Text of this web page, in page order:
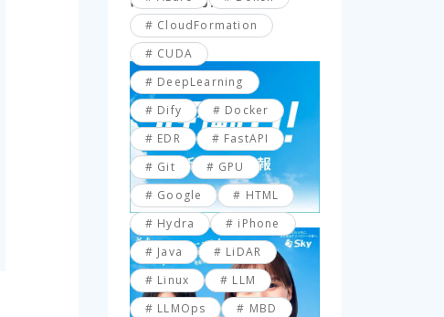
CloudFormation
CUDA
DeepLearning
Dify
Docker
EDR
FastAPI
Git
GPU
Google
HTML
Hydra
iPhone
Java
LiDAR
Linux
LLM
LLMOps
MBD